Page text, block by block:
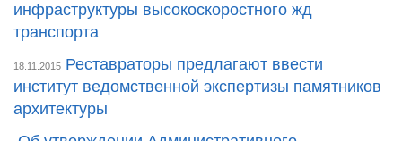
инфраструктуры высокоскоростного жд
транспорта
18.11.2015 Реставраторы предлагают ввести
институт ведомственной экспертизы памятников
архитектуры